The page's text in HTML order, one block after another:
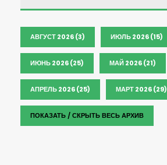
АВГУСТ 2026 (3) ИЮЛЬ 2026 (15)
ИЮНЬ 2026 (25) МАЙ 2026 (21)
АПРЕЛЬ 2026 (25) МАРТ 2026 (29)
ПОКАЗАТЬ / СКРЫТЬ ВЕСЬ АРХИВ